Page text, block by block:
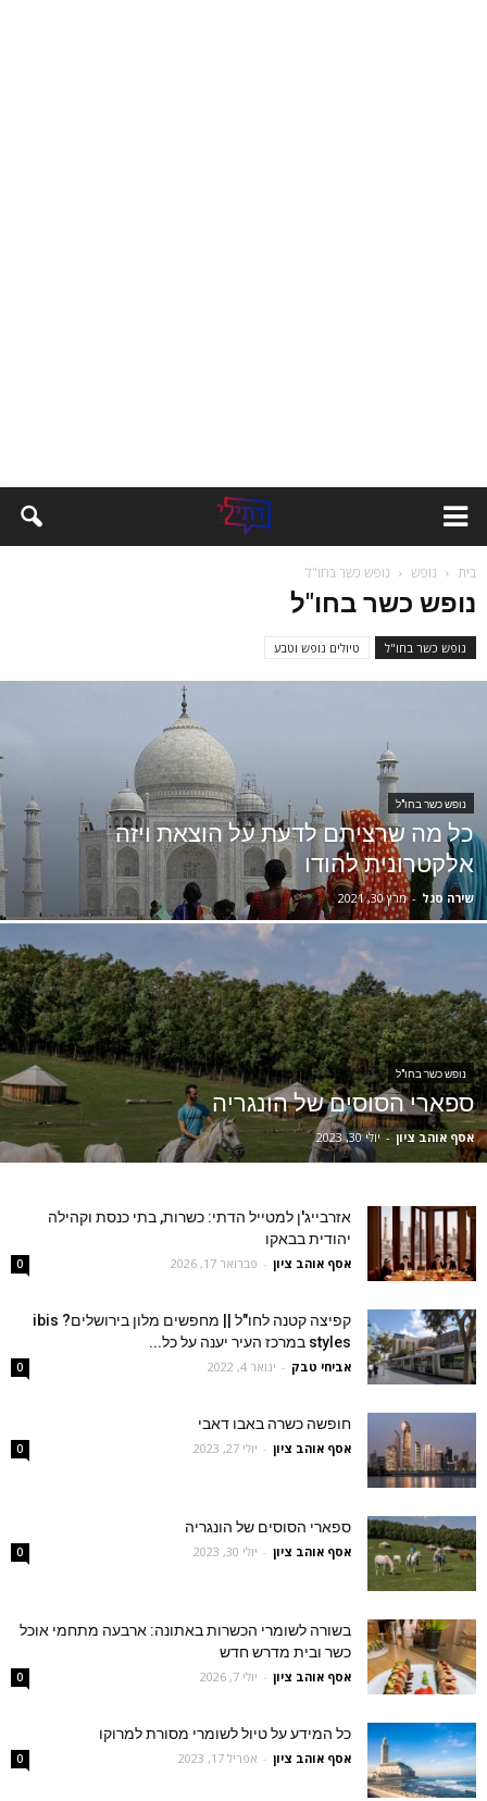
בית נופש נופש כשר בחו"ל
נופש כשר בחו"ל
נופש כשר בחו"ל טיולים נופש וטבע
נופש כשר בחו"ל
כל מה שרציתם לדעת על הוצאת ויזה
אלקטרונית להודו
שירה סגל - מרץ 30, 2021
נופש כשר בחו"ל
ספארי הסוסים של הונגריה
אסף אוהב ציון - יולי 30, 2023
אזרבייג'ן למטייל הדתי: כשרות, בתי כנסת וקהילה
יהודית בבאקו
אסף אוהב ציון - פברואר 17, 2026 0
קפיצה קטנה לחו"ל || מחפשים מלון בירושלים? ibis
styles‏ במרכז העיר יענה על כל...
אביחי טבק - ינואר 4, 2022 0
חופשה כשרה באבו דאבי
אסף אוהב ציון - יולי 27, 2023 0
ספארי הסוסים של הונגריה
אסף אוהב ציון - יולי 30, 2023 0
בשורה לשומרי הכשרות באתונה: ארבעה מתחמי אוכל
כשר ובית מדרש חדש
אסף אוהב ציון - יולי 7, 2026 0
כל המידע על טיול לשומרי מסורת למרוקו
אסף אוהב ציון - אפריל 17, 2023 0